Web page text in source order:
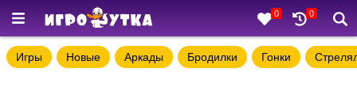
0 0
Игры Новые Аркады Бродилки Гонки